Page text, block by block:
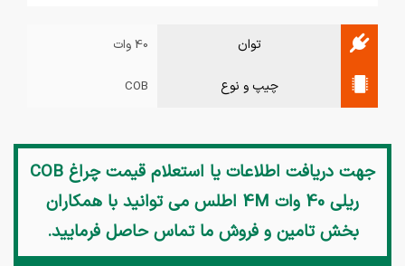
توان 40 وات
چیپ و نوع COB
جهت دریافت اطلاعات یا استعلام قیمت
چراغ COB
ریلی 40 وات 4M اطلس
می توانید با همکاران
بخش تامین و فروش ما تماس حاصل فرمایید.